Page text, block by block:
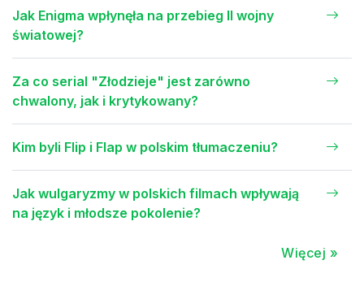
Jak Enigma wpłynęła na przebieg II wojny
światowej?
Za co serial "Złodzieje" jest zarówno
chwalony, jak i krytykowany?
Kim byli Flip i Flap w polskim tłumaczeniu?
Jak wulgaryzmy w polskich filmach wpływają
na język i młodsze pokolenie?
Więcej »